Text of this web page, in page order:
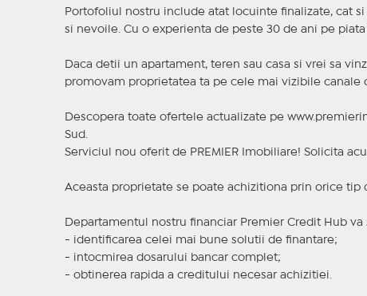
Portofoliul nostru include atat locuinte finalizate, cat
si nevoile. Cu o experienta de peste 30 de ani pe
Daca detii un apartament, teren sau casa si vrei sa
promovam proprietatea ta pe cele mai vizibile
Descopera toate ofertele actualizate pe
Sud.
Serviciul nou oferit de PREMIER Imobiliare! Solicita
Aceasta proprietate se poate achizitiona prin orice tip
Departamentul nostru financiar Premier Credit Hub
- identificarea celei mai bune solutii de finantare;
- intocmirea dosarului bancar complet;
- obtinerea rapida a creditului necesar achizitiei.